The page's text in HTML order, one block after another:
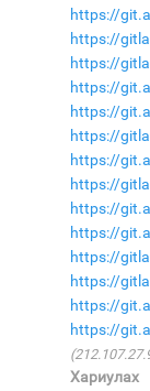
https://
https://
https://
https://
https://
https://
https://
https://
https://
https://
https://
https://
https://
https://
Хариулах